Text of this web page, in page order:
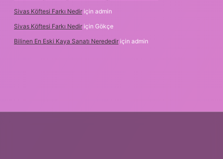
Sivas Köftesi Farkı Nedir için admin
Sivas Köftesi Farkı Nedir için Gökçe
Bilinen En Eski Kaya Sanatı Nerededir için admin